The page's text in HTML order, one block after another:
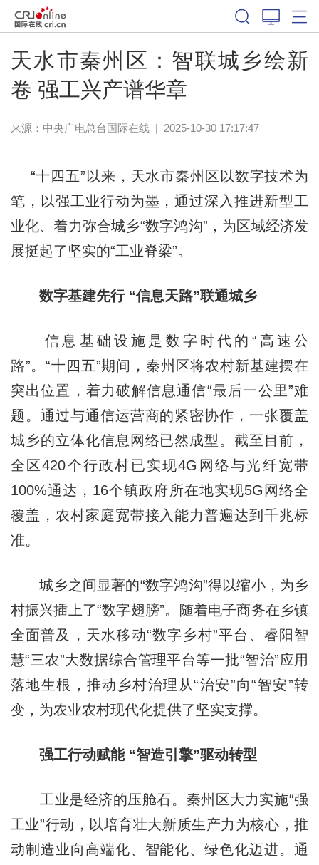
天水市秦州区：智联城乡绘新
卷 强工兴产谱华章
来源：中央广电总台国际在线| 2025-10-30 17:17:47
“十四五”以来，天水市秦州区以数字技术为
笔，以强工业行动为墨，通过深入推进新型工
业化、着力弥合城乡“数字鸿沟”，为区域经济发
展挺起了坚实的“工业脊梁”。
数字基建先行 “信息天路”联通城乡
信息基础设施是数字时代的“高速公
路”。“十四五”期间，秦州区将农村新基建摆在
突出位置，着力破解信息通信“最后一公里”难
题。通过与通信运营商的紧密协作，一张覆盖
城乡的立体化信息网络已然成型。截至目前，
全区420个行政村已实现4G网络与光纤宽带
100%通达，16个镇政府所在地实现5G网络全
覆盖，农村家庭宽带接入能力普遍达到千兆标
准。
城乡之间显著的“数字鸿沟”得以缩小，为乡
村振兴插上了“数字翅膀”。随着电子商务在乡镇
全面普及，天水移动“数字乡村”平台、睿阳智
慧“三农”大数据综合管理平台等一批“智治”应用
落地生根，推动乡村治理从“治安”向“智安”转
变，为农业农村现代化提供了坚实支撑。
强工行动赋能 “智造引擎”驱动转型
工业是经济的压舱石。秦州区大力实施“强
工业”行动，以培育壮大新质生产力为核心，推
动制造业向高端化、智能化、绿色化迈进。通